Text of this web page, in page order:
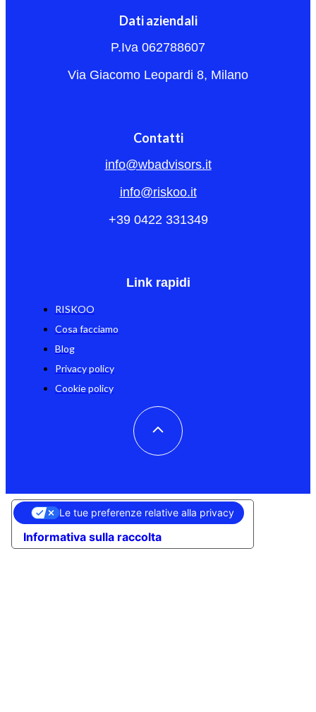
Dati aziendali
P.Iva 062788607
Via Giacomo Leopardi 8, Milano
Contatti
info@wbadvisors.it
info@riskoo.it
+39 0422 331349
Link rapidi
RISKOO
Cosa facciamo
Blog
Privacy policy
Cookie policy
Informativa sulla raccolta
Le tue preferenze relative alla privacy